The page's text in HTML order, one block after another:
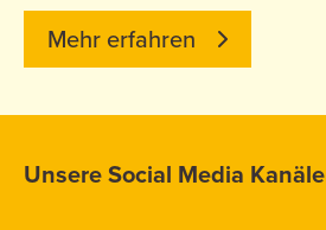
Mehr erfahren
Unsere Social Media Kanäle